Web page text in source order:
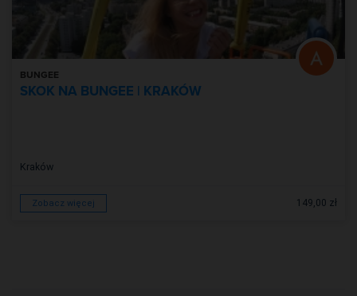
BUNGEE
SKOK NA BUNGEE | KRAKÓW
Kraków
Zobacz więcej 149,00 zł